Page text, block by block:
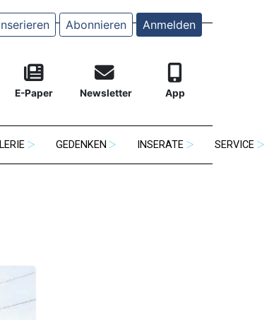
Abonnieren Anmelden
E-Paper Newsletter App
GEDENKEN INSERATE SERVICE